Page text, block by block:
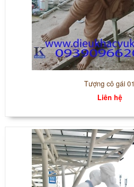
Tượng cô gái 01
Liên hệ